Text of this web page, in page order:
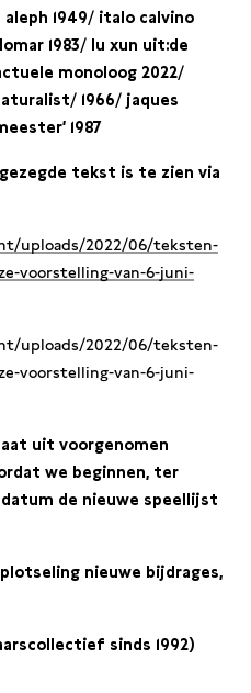
aleph 1949/ italo calvino
1983/ lu xun uit:de
monoloog 2022/
/ 1966/ jaques
1987
tekst is te zien via
uploads/2022/06/teksten-
voorstelling-van-6-juni-
uploads/2022/06/teksten-
voorstelling-van-6-juni-
uit voorgenomen
we beginnen, ter
de nieuwe speellijst
nieuwe bijdrages,
sinds 1992)